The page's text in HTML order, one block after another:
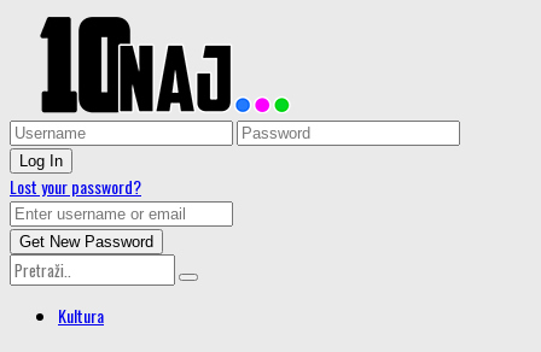
Lost your password?
Kultura